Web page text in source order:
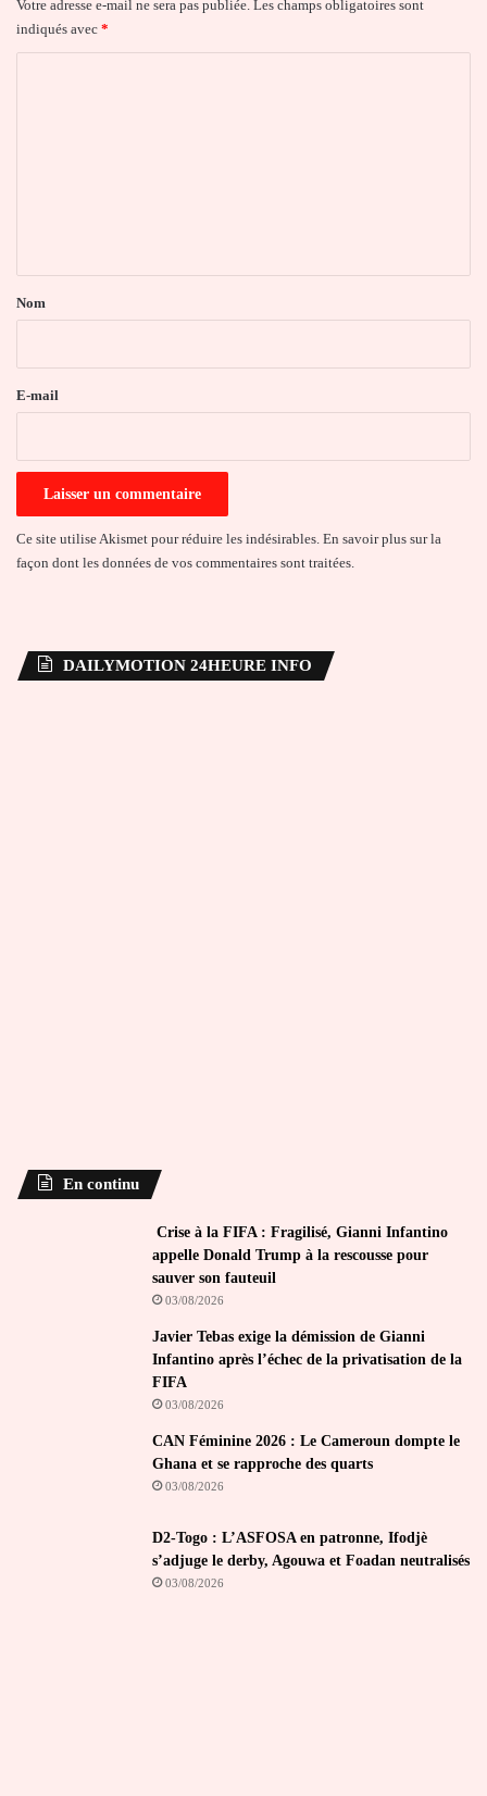
Votre adresse e-mail ne sera pas publiée. Les champs obligatoires sont
indiqués avec *
a
e
Nom
E-mail
Ce site utilise Akismet pour réduire les indésirables. En savoir plus sur la
façon dont les données de vos commentaires sont traitées.
DAILYMOTION 24HEURE INFO
En continu
Crise à la FIFA : Fragilisé, Gianni Infantino
appelle Donald Trump à la rescousse pour
sauver son fauteuil
03/08/2026
Javier Tebas exige la démission de Gianni
Infantino après l’échec de la privatisation de la
FIFA
03/08/2026
CAN Féminine 2026 : Le Cameroun dompte le
Ghana et se rapproche des quarts
03/08/2026
D2-Togo : L’ASFOSA en patronne, Ifodjè
s’adjuge le derby, Agouwa et Foadan neutralisés
03/08/2026